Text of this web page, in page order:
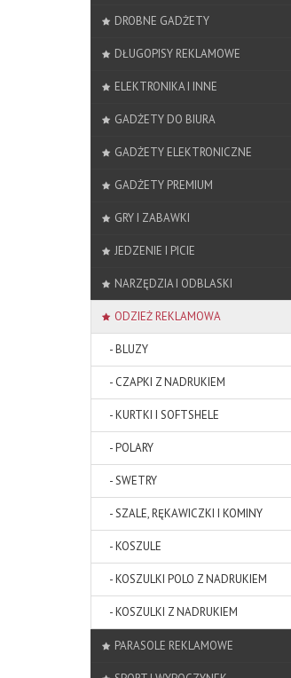
DROBNE GADŻETY
DŁUGOPISY REKLAMOWE
ELEKTRONIKA I INNE
GADŻETY DO BIURA
GADŻETY ELEKTRONICZNE
GADŻETY PREMIUM
GRY I ZABAWKI
JEDZENIE I PICIE
NARZĘDZIA I ODBLASKI
ODZIEŻ REKLAMOWA
- BLUZY
- CZAPKI Z NADRUKIEM
- KURTKI I SOFTSHELE
- POLARY
- SWETRY
- SZALE, RĘKAWICZKI I KOMINY
- KOSZULE
- KOSZULKI POLO Z NADRUKIEM
- KOSZULKI Z NADRUKIEM
PARASOLE REKLAMOWE